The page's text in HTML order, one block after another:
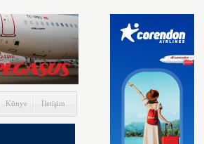
Künye İletişim